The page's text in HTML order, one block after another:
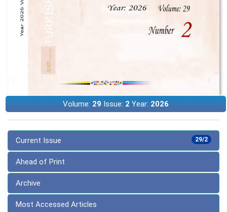
Volume: 29Issue: 2 Year: 2026
29/2
Current Issue
Ahead of Print
Archive
Most Accessed Articles